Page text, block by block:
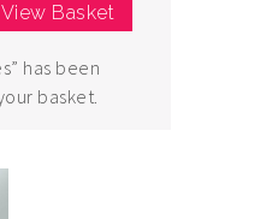
View Basket
has been
basket.